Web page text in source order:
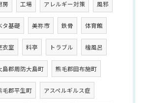
房 工場 アレルギー対策 風邪
タ基礎 美祢市 鉄骨 体育館
衣室 料亭 トラブル 檜風呂
島郡周防大島町 熊毛郡田布施町
毛郡平生町 アスペルギルス症